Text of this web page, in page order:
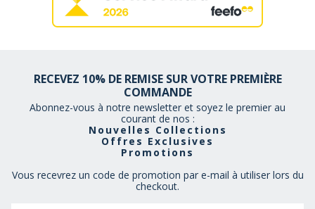
RECEVEZ 10% DE REMISE SUR VOTRE PREMIÈRE
COMMANDE
Abonnez-vous à notre newsletter et soyez le premier au
courant de nos :
Nouvelles Collections
Offres Exclusives
Promotions
Vous recevrez un code de promotion par e-mail à utiliser lors du
checkout.